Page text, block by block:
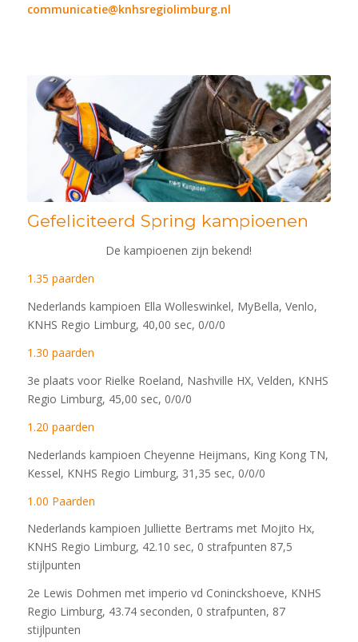
communicatie@knhsregiolimburg.nl
Gefeliciteerd Spring kampioenen
De kampioenen zijn bekend!
1.35 paarden
Nederlands kampioen Ella Wolleswinkel, MyBella, Venlo,
KNHS Regio Limburg, 40,00 sec, 0/0/0
1.30 paarden
3e plaats voor Rielke Roeland, Nashville HX, Velden, KNHS
Regio Limburg, 45,00 sec, 0/0/0
1.20 paarden
Nederlands kampioen Cheyenne Heijmans, King Kong TN,
Kessel, KNHS Regio Limburg, 31,35 sec, 0/0/0
1.00 Paarden
Nederlands kampioen Julliette Bertrams met Mojito Hx,
KNHS Regio Limburg, 42.10 sec, 0 strafpunten 87,5
stijlpunten
2e Lewis Dohmen met imperio vd Coninckshoeve, KNHS
Regio Limburg, 43.74 seconden, 0 strafpunten, 87
stijlpunten